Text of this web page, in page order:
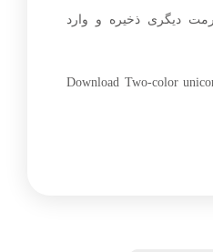
دیگری ذخیره و وارد
Download Two-color